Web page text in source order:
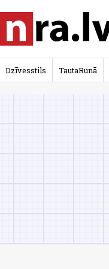
Dzīvesstils TautaRunā